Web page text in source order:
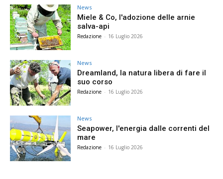
News
Miele & Co, l'adozione delle arnie
salva-api
Redazione - 16 Luglio 2026
News
Dreamland, la natura libera di fare il
suo corso
Redazione - 16 Luglio 2026
News
Seapower, l'energia dalle correnti del
mare
Redazione - 16 Luglio 2026